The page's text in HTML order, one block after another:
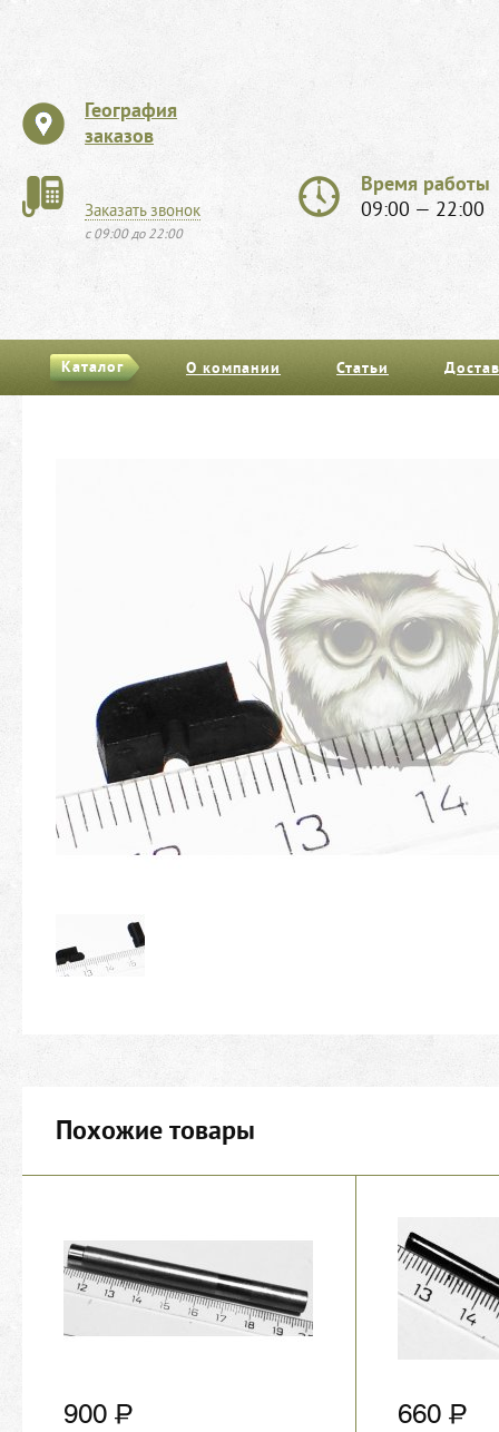
География
заказов
Заказать звонок
с 09:00 до 22:00
Время работы
09:00 — 22:00
Каталог О компании Статьи
Похожие товары
900 660